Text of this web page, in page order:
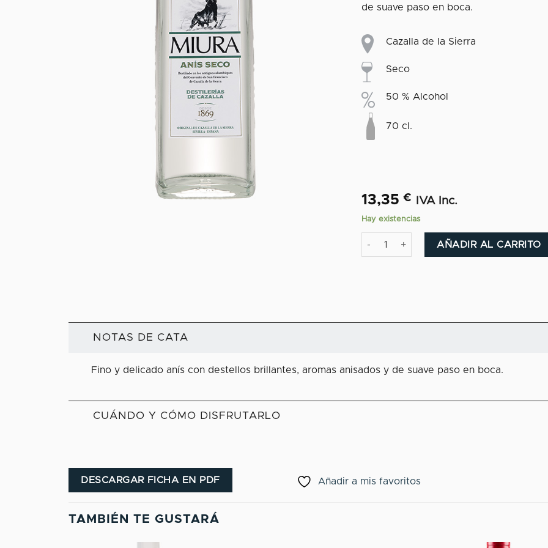
de suave paso en boca.
Cazalla de la Sierra
Seco
50 % Alcohol
70 cl.
13,35€ IVA Inc.
Hay existencias
Miura Anís Seco cantidad
AÑADIR AL CARRITO
NOTAS DE CATA
Fino y delicado anís con destellos brillantes, aromas anisados y de suave paso en boca.
CUÁNDO Y CÓMO DISFRUTARLO
DESCARGAR FICHA EN PDF Añadir a mis favoritos
TAMBIÉN TE GUSTARÁ